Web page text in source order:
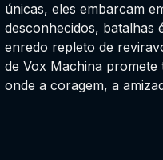
únicas, eles embarcam
desconhecidos, batalhas
enredo repleto de
de Vox Machina
onde a coragem, a